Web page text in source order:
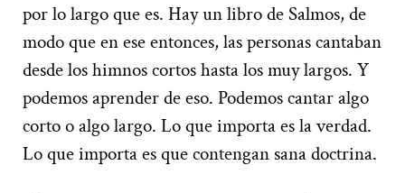
por lo largo que es. Hay un libro de Salmos, de
modo que en ese entonces, las personas cantaban
desde los himnos cortos hasta los muy largos. Y
podemos aprender de eso. Podemos cantar algo
corto o algo largo. Lo que importa es la verdad.
Lo que importa es que contengan sana doctrina.